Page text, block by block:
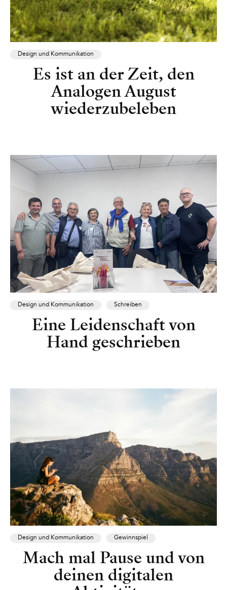
Design und Kommunikation
Es ist an der Zeit, den
Analogen August
wiederzubeleben
Design und Kommunikation Schreiben
Eine Leidenschaft von
Hand geschrieben
Design und Kommunikation Gewinnspiel
Mach mal Pause und von
deinen digitalen